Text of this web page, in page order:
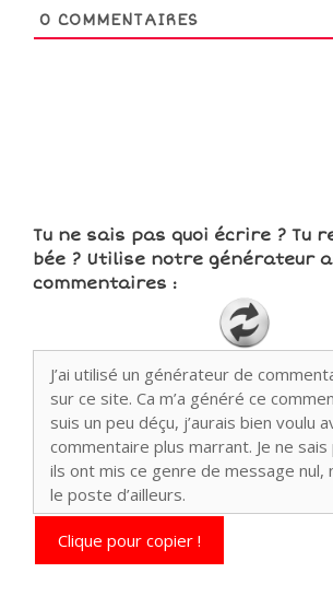
0 COMMENTAIRES
Tu ne sais pas quoi écrire ? Tu
bée ? Utilise notre générateur
commentaires :
Clique pour copier !